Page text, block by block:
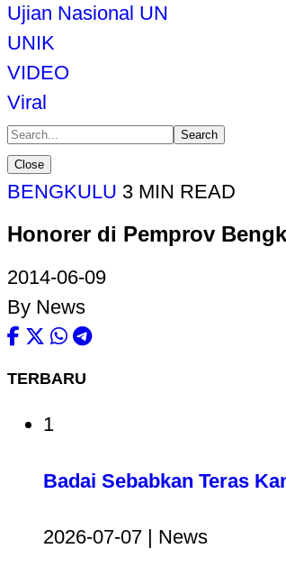
Ujian Nasional UN
UNIK
VIDEO
Viral
Search
Close
BENGKULU 3 MIN READ
Honorer di Pemprov
2014-06-09
By News
TERBARU
1
Badai Sebabkan Teras
2026-07-07 | News